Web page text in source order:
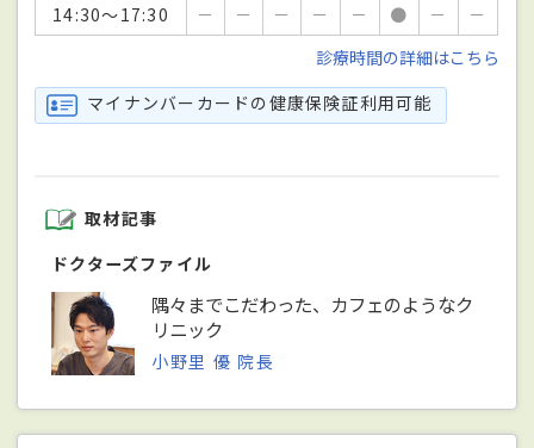
14:30～17:30
－ － － － － ● －
－
診療時間の詳細はこちら
マイナンバーカードの健康保険証利用可能
取材記事
ドクターズファイル
隅々までこだわった、カフェのようなク
リニック
小野里 優 院長